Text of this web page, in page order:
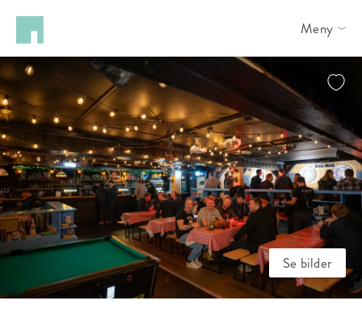
Meny
Se bilder